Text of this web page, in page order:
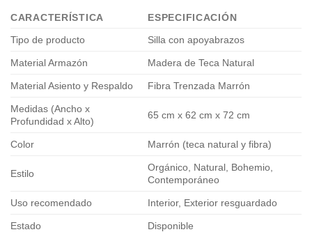
CARACTERÍSTICA
ESPECIFICACIÓN
Tipo de producto
Silla con apoyabrazos
Material Armazón Madera de Teca Natural
Material Asiento y Respaldo Fibra Trenzada Marrón
Medidas (Ancho x
Profundidad x Alto)
65 cm x 62 cm x 72 cm
Color Marrón (teca natural y fibra)
Estilo
Orgánico, Natural, Bohemio,
Contemporáneo
Uso recomendado Interior, Exterior resguardado
Estado Disponible